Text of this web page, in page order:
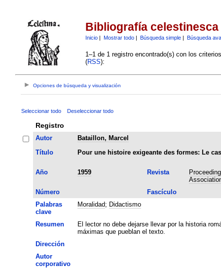
Bibliografía celestinesca
Inicio| Mostrar todo| Búsqueda simple| Búsqueda
1–1 de 1 registro encontrado(s) con los
(RSS):
Opciones de búsqueda y visualización
Seleccionar todo Deseleccionar todo
Registro
Autor
Bataillon, Marcel
Título
Pour une histoire exigeante des formes: Le
Año 1959 Revista
Número
Fascículo
Palabras
clave
Moralidad; Didactismo
Resumen
El lector no debe dejarse llevar por la historia
máximas que pueblan el texto.
Dirección
Autor
corporativo